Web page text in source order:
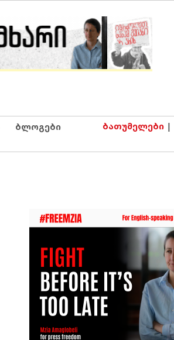
ბლოგები ბათუმელები |